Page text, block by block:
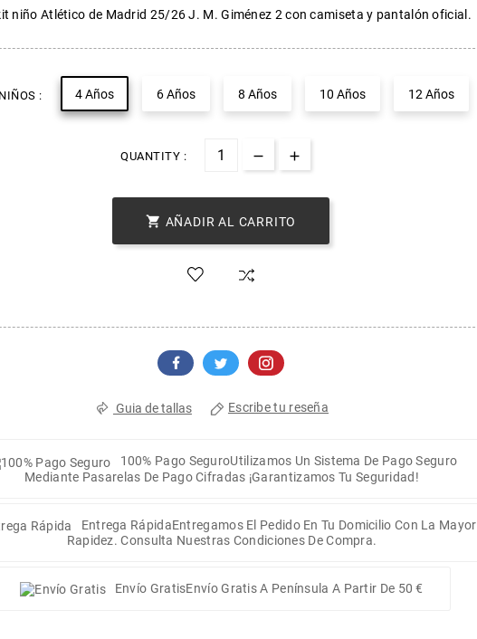
niño Atlético de Madrid 25/26 J. M. Giménez 2 con camiseta y pantalón oficial.
: 4 Años 6 Años 8 Años 10 Años 12 Años
QUANTITY :
 AÑADIR AL CARRITO
Guia de tallas Escribe tu reseña
100% Pago SeguroUtilizamos Un Sistema De Pago Seguro
Mediante Pasarelas De Pago Cifradas ¡Garantizamos Tu Seguridad!
Entrega RápidaEntregamos El Pedido En Tu Domicilio Con La Mayor
Rapidez. Consulta Nuestras Condiciones De Compra.
Envío GratisEnvío Gratis A Península A Partir De 50 €